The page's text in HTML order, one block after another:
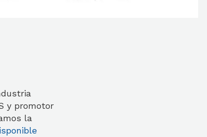
y promotor
la